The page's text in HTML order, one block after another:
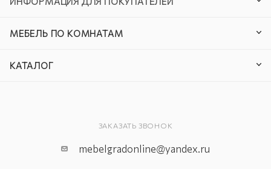
МЕБЕЛЬ ПО КОМНАТАМ
КАТАЛОГ
ЗАКАЗАТЬ ЗВОНОК
mebelgradonline@yandex.ru